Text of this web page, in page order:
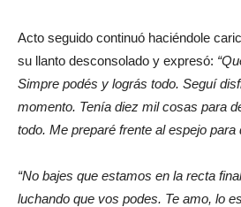
Acto seguido continuó haciéndole
su llanto desconsolado y expresó:
Simpre podés y lográs todo. Seguí
momento. Tenía diez mil cosas para
todo. Me preparé frente al espejo para
“No bajes que estamos en la recta
luchando que vos podes. Te amo, lo